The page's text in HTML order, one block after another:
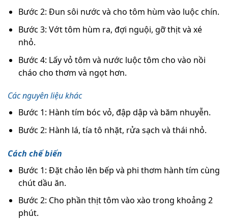
Bước 2: Đun sôi nước và cho tôm hùm vào luộc chín.
Bước 3: Vớt tôm hùm ra, đợi nguội, gỡ thịt và xé
nhỏ.
Bước 4: Lấy vỏ tôm và nước luộc tôm cho vào nồi
cháo cho thơm và ngọt hơn.
Các nguyên liệu khác
Bước 1: Hành tím bóc vỏ, đập dập và băm nhuyễn.
Bước 2: Hành lá, tía tô nhặt, rửa sạch và thái nhỏ.
Cách chế biến
Bước 1: Đặt chảo lên bếp và phi thơm hành tím cùng
chút dầu ăn.
Bước 2: Cho phần thịt tôm vào xào trong khoảng 2
phút.